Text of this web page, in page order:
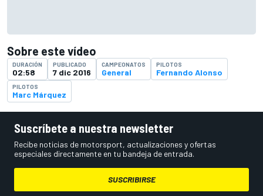
Sobre este vídeo
DURACIÓN
02:58
PUBLICADO
7 dic 2016
CAMPEONATOS
General
PILOTOS
Fernando Alonso
PILOTOS
Marc Márquez
Suscríbete a nuestra newsletter
Recibe noticias de motorsport, actualizaciones y ofertas
especiales directamente en tu bandeja de entrada.
SUSCRIBIRSE